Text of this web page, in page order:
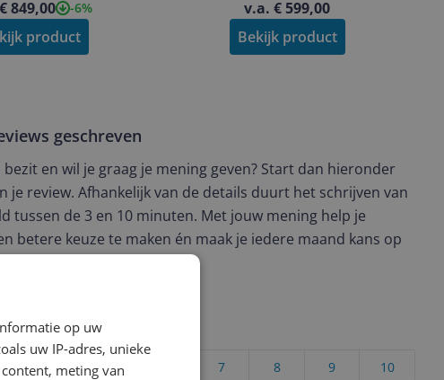
849,00 -6%
product
v.a. € 599,00
Bekijk product
geschreven
en wil je graag je mening geven? Start dan hieronder
je review. Afhankelijk van de details duurt het schrijven van
tussen de 3 en 10 minuten. Met jouw mening help je
betere keuze te maken én maak je iedere maand kans op
10
9
8
7
5
4
3
op uw
uw IP-adres, unieke
meting van